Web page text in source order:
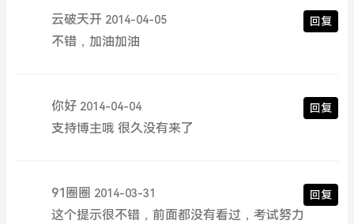
云破天开 2014-04-05 回复
不错，加油加油
你好 2014-04-04 回复
支持博主哦 很久没有来了
91圈圈 2014-03-31 回复
这个提示很不错，前面都没有看过，考试努力